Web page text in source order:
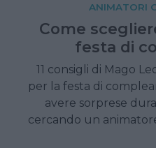
ANIMATORI
Come
festa di
11 consigli di Mago
per la festa di
avere sorprese
cercando un